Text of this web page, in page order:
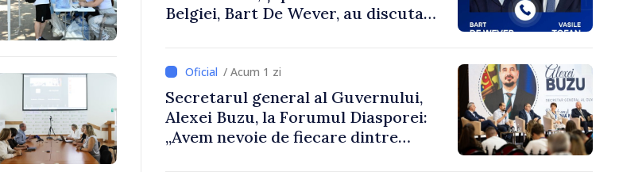
Belgiei, Bart De Wever, au discutat
/ Acum 1 zi
Secretarul general al Guvernului,
Alexei Buzu, la Forumul Diasporei:
„Avem nevoie de fiecare dintre